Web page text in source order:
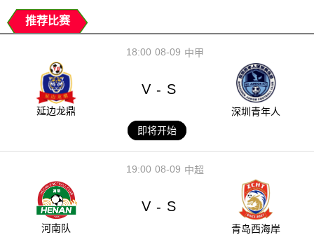
推荐比赛
08-09
18:00 中甲
延边龙鼎
V - S
深圳青年人
即将开始
08-09
19:00 中超
河南队
V - S
青岛西海岸